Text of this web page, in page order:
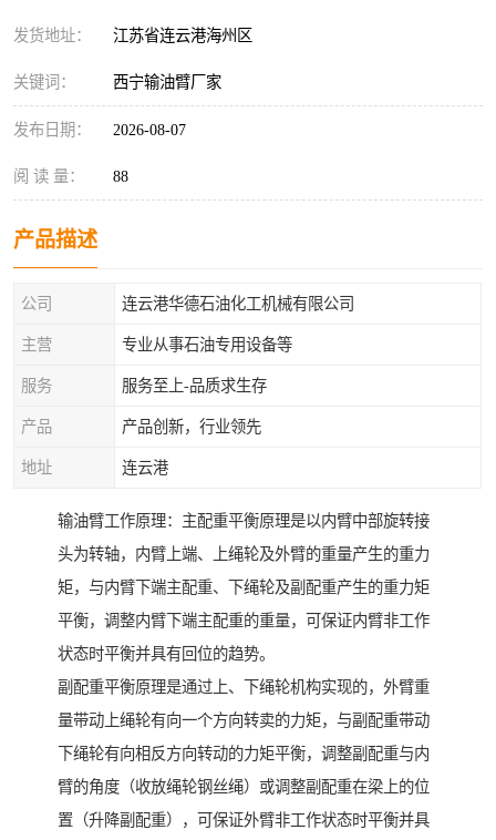
发货地址： 江苏省连云港海州区
关键词： 西宁输油臂厂家
发布日期： 2026-08-07
阅 读 量： 88
产品描述
公司 连云港华德石油化工机械有限公司
主营 专业从事石油专用设备等
服务 服务至上-品质求生存
产品 产品创新，行业领先
地址 连云港
输油臂工作原理：主配重平衡原理是以内臂中部旋转接
头为转轴，内臂上端、上绳轮及外臂的重量产生的重力
矩，与内臂下端主配重、下绳轮及副配重产生的重力矩
平衡，调整内臂下端主配重的重量，可保证内臂非工作
状态时平衡并具有回位的趋势。
副配重平衡原理是通过上、下绳轮机构实现的，外臂重
量带动上绳轮有向一个方向转卖的力矩，与副配重带动
下绳轮有向相反方向转动的力矩平衡，调整副配重与内
臂的角度（收放绳轮钢丝绳）或调整副配重在梁上的位
置（升降副配重），可保证外臂非工作状态时平衡并具